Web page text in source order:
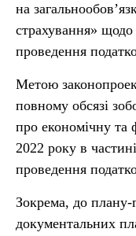
на
страхування»
проведення
Метою
повному обсязі
про економічну та
2022 року в
проведення
Зокрема, до плану-
документальних